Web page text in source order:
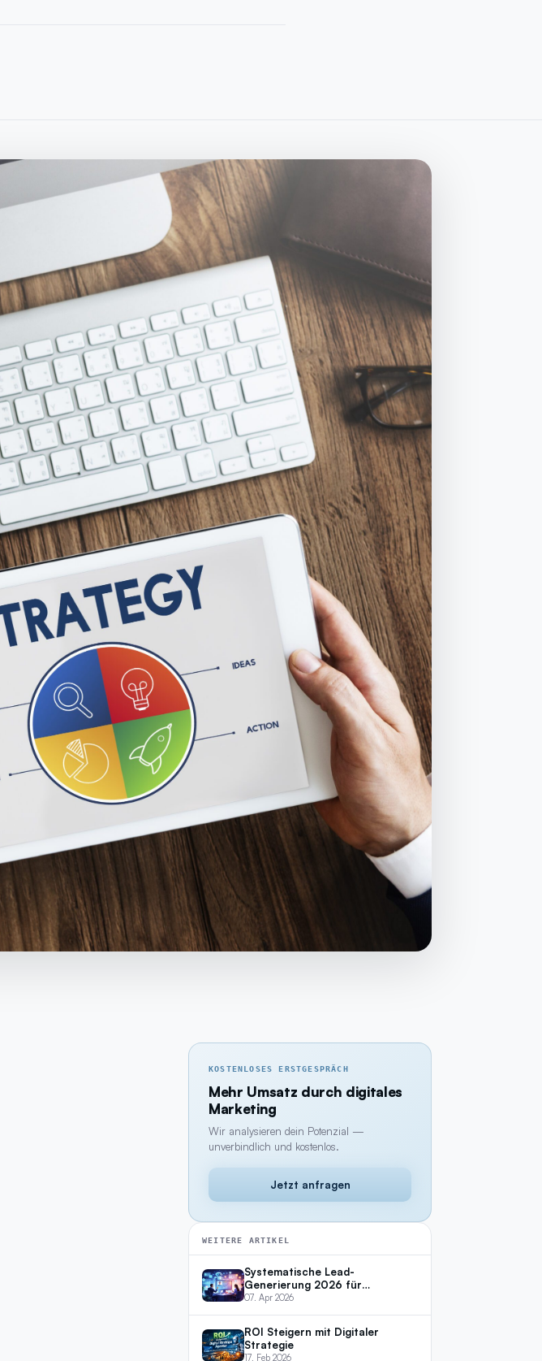
KOSTENLOSES ERSTGESPRÄCH
Mehr Umsatz durch digitales
Marketing
Wir analysieren dein Potenzial —
unverbindlich und kostenlos.
Jetzt anfragen
WEITERE ARTIKEL
Systematische Lead-
Generierung 2026 für
Unternehmen
07. Apr 2026
ROI Steigern mit Digitaler
Strategie
17. Feb 2026